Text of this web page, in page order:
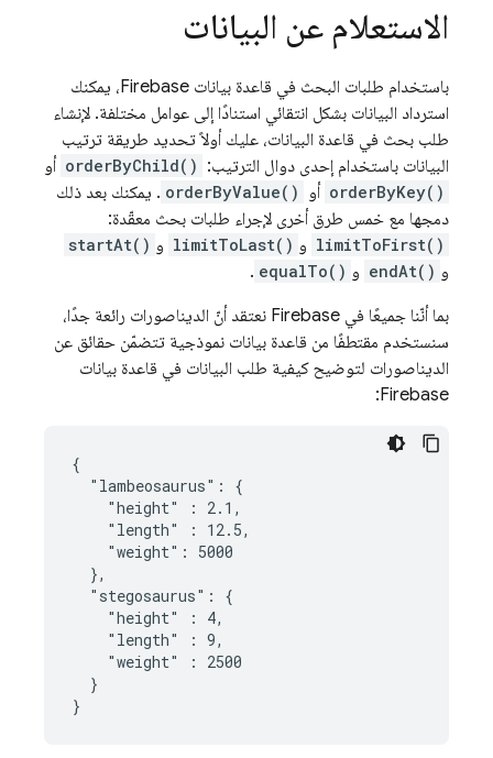
الاستعلام عن البيانات
باستخدام طلبات البحث في قاعدة بيانات Firebase، يمكنك
استرداد البيانات بشكل انتقائي استنادًا إلى عوامل مختلفة. لإنشاء
طلب بحث في قاعدة البيانات، عليك أولاً تحديد طريقة ترتيب
البيانات باستخدام إحدى دوال الترتيب: orderByChild() أو
orderByKey() أو orderByValue() . يمكنك بعد ذلك
دمجها مع خمس طرق أخرى لإجراء طلبات بحث معقّدة:
limitToFirst() و limitToLast() و startAt()
و endAt() و equalTo()
.
بما أنّنا جميعًا في Firebase نعتقد أنّ الديناصورات رائعة جدًا،
سنستخدم مقتطفًا من قاعدة بيانات نموذجية تتضمّن حقائق عن
الديناصورات لتوضيح كيفية طلب البيانات في قاعدة بيانات
Firebase:
{
  "lambeosaurus": {
    "height" : 2.1,
    "length" : 12.5,
    "weight": 5000
  },
  "stegosaurus": {
    "height" : 4,
    "length" : 9,
    "weight" : 2500
  }
}